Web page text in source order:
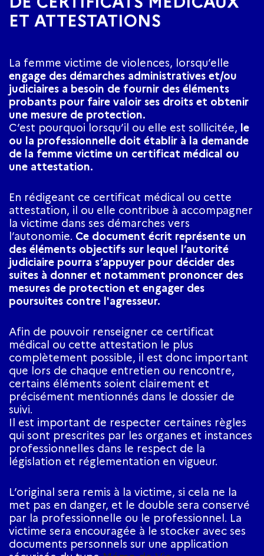
ET ATTESTATIONS
La femme victime de violences, lorsqu’elle
engage des démarches administratives et/ou
judiciaires a besoin de fournir des éléments
probants pour faire valoir ses droits et obtenir
une mesure de protection.
C’est pourquoi lorsqu’il ou elle est sollicitée, le
ou la professionnelle doit établir à la demande
de la femme victime un certificat médical ou
une attestation.
En rédigeant ce certificat médical ou cette
attestation, il ou elle contribue à accompagner
la victime dans ses démarches vers
l’autonomie. Ce document écrit représente un
des éléments objectifs sur lequel l’autorité
judiciaire pourra s’appuyer pour décider des
suites à donner et notamment prononcer des
mesures de protection et engager des
poursuites contre l'agresseur.
Afin de pouvoir renseigner ce certificat
médical ou cette attestation le plus
complètement possible, il est donc important
que lors de chaque entretien ou rencontre,
certains éléments soient clairement et
précisément mentionnés dans le dossier de
suivi.
Il est important de respecter certaines règles
qui sont prescrites par les organes et instances
professionnelles dans le respect de la
législation et réglementation en vigueur.
L’original sera remis à la victime, si cela ne la
met pas en danger, et le double sera conservé
par la professionnelle ou le professionnel. La
victime sera encouragée à le stocker avec ses
documents personnels sur une application